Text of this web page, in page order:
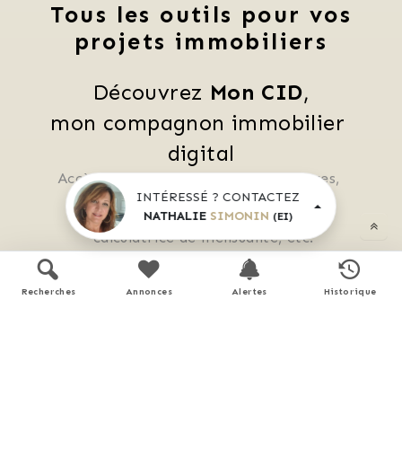
Tous les outils pour vos
projets immobiliers
Découvrez Mon CID,
mon compagnon immobilier
digital
Accès à toutes les ventes immobilières,
boussole à réalité augmentée,
tester le débit de votre futur achat,
calculatrice de mensualité, etc.
INTÉRESSÉ ? CONTACTEZ
NATHALIE SIMONIN (EI)
Recherches Annonces Alertes Historique